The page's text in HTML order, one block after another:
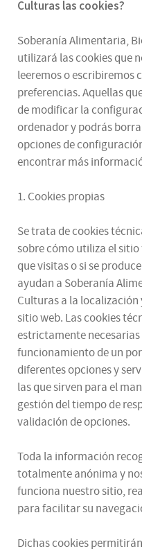
Culturas las cookies?
Soberanía Alimentaria,
utilizará las cookies que
leeremos o escribiremos
preferencias. Aquellas
de modificar la
ordenador y podrás
opciones de
encontrar más
1. Cookies propias
Se trata de cookies
sobre cómo utiliza el
que visitas o si se
ayudan a Soberanía
Culturas a la
sitio web. Las cookies
estrictamente
funcionamiento de un
diferentes opciones y
las que sirven para el
gestión del tiempo de
validación de opciones.
Toda la información
totalmente anónima y
funciona nuestro sitio,
para facilitar su
Dichas cookies